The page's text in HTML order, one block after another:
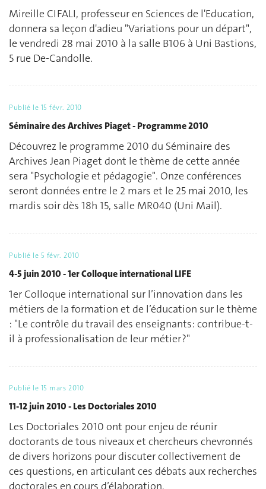
Mireille CIFALI, professeur en Sciences de l'Education,
donnera sa leçon d'adieu "Variations pour un départ",
le vendredi 28 mai 2010 à la salle B106 à Uni Bastions,
5 rue De-Candolle.
Publié le 15 févr. 2010
Séminaire des Archives Piaget - Programme 2010
Découvrez le programme 2010 du Séminaire des
Archives Jean Piaget dont le thème de cette année
sera "Psychologie et pédagogie". Onze conférences
seront données entre le 2 mars et le 25 mai 2010, les
mardis soir dès 18h 15, salle MR040 (Uni Mail).
Publié le 5 févr. 2010
4-5 juin 2010 - 1er Colloque international LIFE
1er Colloque international sur l’innovation dans les
métiers de la formation et de l’éducation sur le thème
: "Le contrôle du travail des enseignants: contribue-t-
il à professionalisation de leur métier ?"
Publié le 15 mars 2010
11-12 juin 2010 - Les Doctoriales 2010
Les Doctoriales 2010 ont pour enjeu de réunir
doctorants de tous niveaux et chercheurs chevronnés
de divers horizons pour discuter collectivement de
ces questions, en articulant ces débats aux recherches